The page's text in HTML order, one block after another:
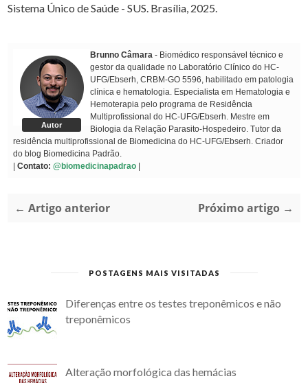
Sistema Único de Saúde - SUS. Brasília, 2025.
Autor
Brunno Câmara - Biomédico responsável técnico e
gestor da qualidade no Laboratório Clínico do HC-
UFG/Ebserh, CRBM-GO 5596, habilitado em patologia
clínica e hematologia. Especialista em Hematologia e
Hemoterapia pelo programa de Residência
Multiprofissional do HC-UFG/Ebserh. Mestre em
Biologia da Relação Parasito-Hospedeiro. Tutor da
residência multiprofissional de Biomedicina do HC-UFG/Ebserh. Criador
do blog Biomedicina Padrão.
| Contato: @biomedicinapadrao |
← Artigo anterior Próximo artigo →
POSTAGENS MAIS VISITADAS
Diferenças entre os testes treponêmicos e não
treponêmicos
Alteração morfológica das hemácias